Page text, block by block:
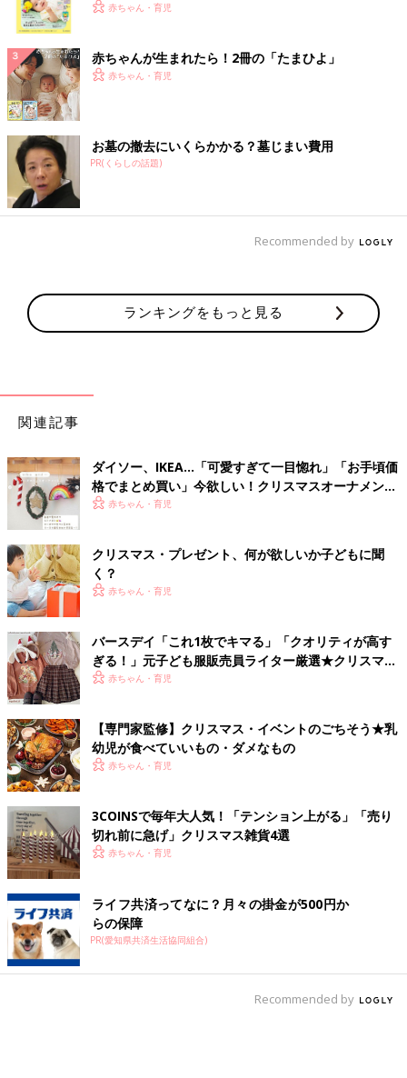
く！ おっぱい・ミルクの基本と夏のトラブル 解決テ
赤ちゃん・育児
赤ちゃんが生まれたら！2冊の「たまひよ」
赤ちゃん・育児
お墓の撤去にいくらかかる？墓じまい費用
PR(くらしの話題)
Recommended by
ランキングをもっと見る
関連記事
ダイソー、IKEA…「可愛すぎて一目惚れ」「お手頃価
格でまとめ買い」今欲しい！クリスマスオーナメント
5選赤ちゃん・育児
クリスマス・プレゼント、何が欲しいか子どもに聞
く？
赤ちゃん・育児
バースデイ「これ1枚でキマる」「クオリティが高す
ぎる！」元子ども服販売員ライター厳選★クリスマス
アイテム5選
赤ちゃん・育児
【専門家監修】クリスマス・イベントのごちそう★乳
幼児が食べていいもの・ダメなもの
赤ちゃん・育児
3COINSで毎年大人気！「テンション上がる」「売り
切れ前に急げ」クリスマス雑貨4選
赤ちゃん・育児
ライフ共済ってなに？月々の掛金が500円か
らの保障
PR(愛知県共済生活協同組合)
Recommended by